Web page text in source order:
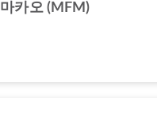
마카오 (MFM)